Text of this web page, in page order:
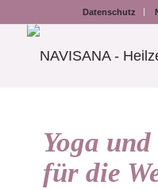
Datenschutz
Yoga
für die